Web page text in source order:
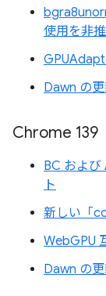
使用を非
Dawn の
Chrome 139
BC および
ト
新しい「
WebGPU
Dawn の